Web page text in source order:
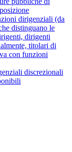
dirigenziali (da
distinguano le
dirigenti
titolari di
con funzioni
discrezionali